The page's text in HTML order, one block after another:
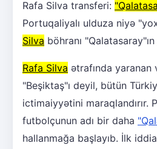
Rafa Silva transferi:
Portuqaliyalı ulduza niyə
Silva böhranı
Rafa Silva ətrafında
"Beşiktaş"ı deyil, bütün
ictimaiyyətini maraqlandırır.
futbolçunun adı bir daha
hallanmağa başlayıb. İlk